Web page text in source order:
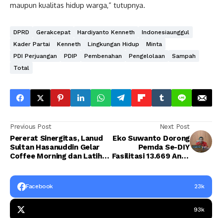
maupun kualitas hidup warga,” tutupnya.
DPRD Gerakcepat Hardiyanto Kenneth
Indonesiaunggul
Kader Partai
Kenneth Lingkungan Hidup
Minta
PDI Perjuangan
PDIP Pembenahan Pengelolaan
Sampah
Total
Previous Post
Pererat Sinergitas, Lanud
Sultan Hasanuddin Gelar
Coffee Morning dan Latihan
Bersama Forkopimda
Next Post
Eko Suwanto Dorong
Pemda Se-DIY
Fasilitasi 13.669 Anak
Kembali Bisa Belajar
Facebook 23k
93k